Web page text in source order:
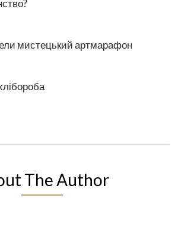
мистецький артмарафон
The Author